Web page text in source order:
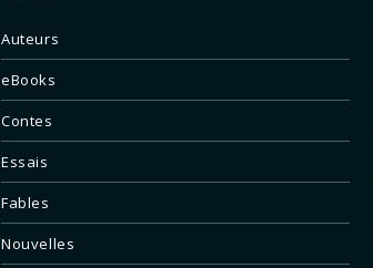
Auteurs
eBooks
Contes
Essais
Fables
Nouvelles